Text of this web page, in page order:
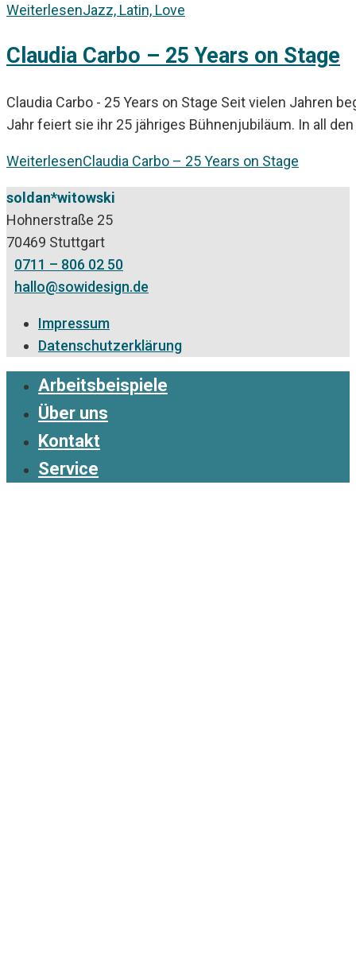
WeiterlesenJazz, Latin, Love
Claudia Carbo – 25 Years on Stage
Claudia Carbo - 25 Years on Stage Seit vielen Jahren
Jahr feiert sie ihr 25 jähriges Bühnenjubiläum. In all
WeiterlesenClaudia Carbo – 25 Years on Stage
soldan*witowski
Hohnerstraße 25
70469 Stuttgart
0711 – 806 02 50
hallo@sowidesign.de
Impressum
Datenschutzerklärung
Arbeitsbeispiele
Über uns
Kontakt
Service